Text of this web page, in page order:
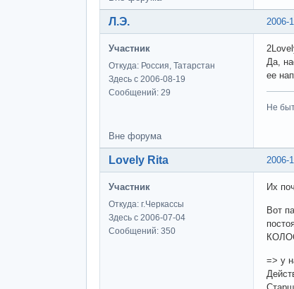
2006-
Л.Э.
Участник
Откуда: Россия, Татарстан
Здесь с 2006-08-19
Сообщений: 29
Да,
ее
Не
Вне форума
2006-
Lovely Rita
Участник
Откуда: г.Черкассы
Здесь с 2006-07-04
Сообщений: 350
Их
Вот
=> у